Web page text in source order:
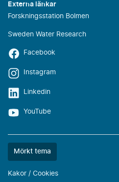
Externa länkar
Forskningsstation Bolmen
Sweden Water Research
Facebook
Instagram
Linkedin
YouTube
Färgtemat
Mörkt tema
Kakor / Cookies